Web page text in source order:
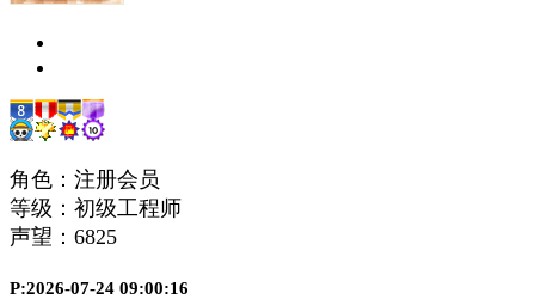
角色：注册会员
等级：初级工程师
声望： 6825
P:2026-07-24 09:00:16